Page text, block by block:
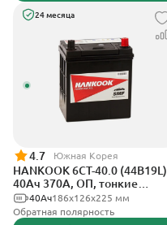
24 месяца
4.7 Южная Корея
HANKOOK 6СТ-40.0 (44B19L)
40Ач 370А, ОП, тонкие
клеммы186х126х225 мм
40Ач
Обратная полярность